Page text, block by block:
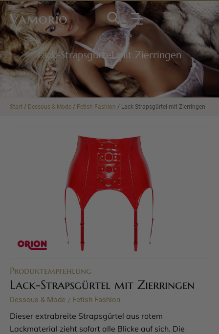
Vamorio
Lack-Strapsgürtel mit Zierringen
Start / Dessous & Mode / Fetish Fashion / Lack-Strapsgürtel mit Zierringen
Produktempfehlung
Lack-Strapsgürtel mit Zierringen
Dessous & Mode / Fetish Fashion
Dieser extrabreite Strapsgürtel aus rotem
Lackmaterial zieht sofort alle Blicke auf sich. Die